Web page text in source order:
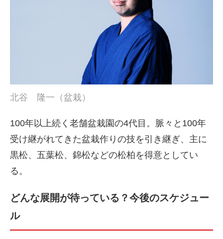
北谷 隆一（盆栽）
100年以上続く老舗盆栽園の4代目。脈々と100年
受け継がれてきた盆栽作りの技を引き継ぎ、主に
黒松、五葉松、錦松などの松柏を得意としてい
る。
どんな展開が待っている？今後のスケジュー
ル